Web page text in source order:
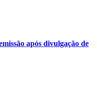
após divulgação de